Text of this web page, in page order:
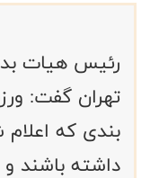
رئیس هیات
تهران گفت:
بندی که
داشته باشند و